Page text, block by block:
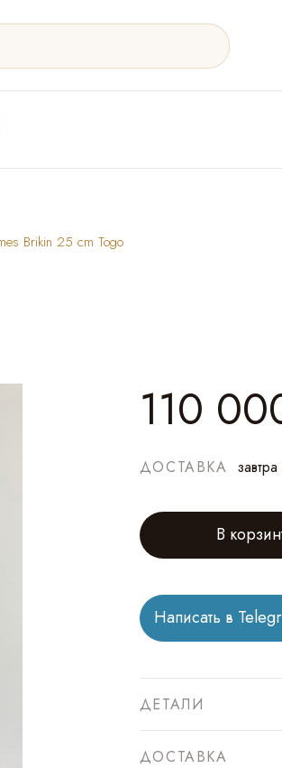
Brikin 25 cm Togo
110
ДОСТАВКА завтра
В
Написать в
ДЕТАЛИ
ДОСТАВКА